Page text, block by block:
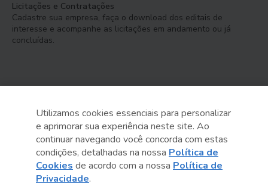
Licitações e Contratações
Cadastre sua empresa, faça o download dos editais de
interesse e acompanhe as licitações em andamento ou já
concluídas.
Serviço Social do Comércio
Administração Regional no Estado de São Paulo
Sesc São Paulo por aí:
Utilizamos cookies essenciais para personalizar
e aprimorar sua experiência neste site. Ao
continuar navegando você concorda com estas
condições, detalhadas na nossa Política de
Cookies de acordo com a nossa Política de
Privacidade.